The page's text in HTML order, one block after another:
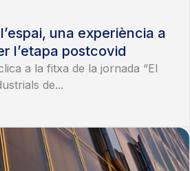
una experiència a
l’etapa postcovid
a la fitxa de la jornada “El
de...